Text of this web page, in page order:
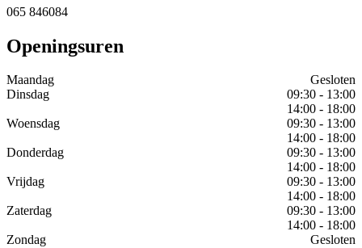
065 846084
Openingsuren
Maandag
Gesloten
Dinsdag
09:30 - 13:00
14:00 - 18:00
Woensdag
09:30 - 13:00
14:00 - 18:00
Donderdag
09:30 - 13:00
14:00 - 18:00
Vrijdag
09:30 - 13:00
14:00 - 18:00
Zaterdag
09:30 - 13:00
14:00 - 18:00
Zondag
Gesloten